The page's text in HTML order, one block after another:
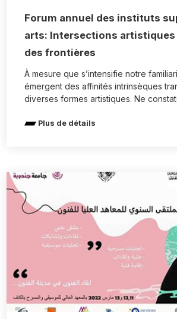
Forum annuel des instituts
arts: Intersections
des frontières
À mesure que s’intensifie notre
émergent des affinités intrinsèques
diverses formes artistiques. Ne
Plus de détails